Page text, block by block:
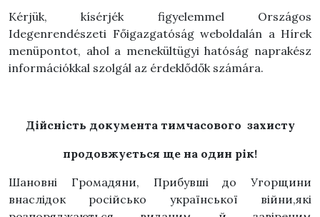
Kérjük, kísérjék figyelemmel Országos
Idegenrendészeti Főigazgatóság weboldalán a Hírek
menüpontot, ahol a menekültügyi hatóság naprakész
információkkal szolgál az érdeklődők számára.
Дійсність документа тимчасового захисту
продовжується ще на один рік!
Шановні Громадяни, Прибувші до Угорщини
внаслідок російсько української війни,які